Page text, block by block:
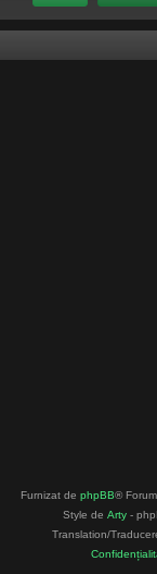
Furnizat de phpBB®
Style de Arty -
Translation/